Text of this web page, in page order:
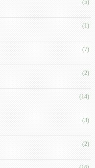
(5)
(1)
(7)
(2)
(14)
(3)
(2)